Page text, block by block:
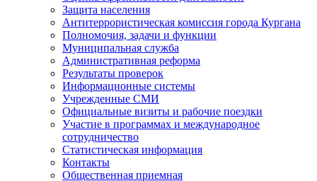
Защита населения
Антитеррористическая комиссия города Кургана
Полномочия, задачи и функции
Муниципальная служба
Административная реформа
Результаты проверок
Информационные системы
Учрежденные СМИ
Официальные визиты и рабочие поездки
Участие в программах и международное
сотрудничество
Статистическая информация
Контакты
Общественная приемная